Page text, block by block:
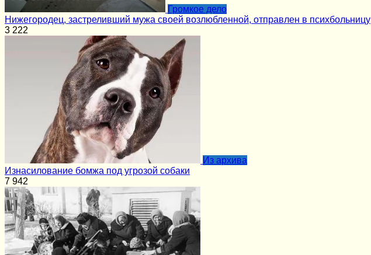
Громкое дело
Нижегородец, застреливший мужа своей возлюбленной, отправлен в психбольницу
3 222
Из архива
Изнасилование бомжа под угрозой собаки
7 942